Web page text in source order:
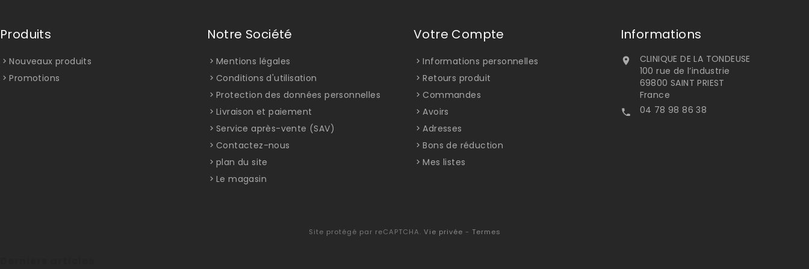
Produits
Nouveaux produits
Promotions
Notre Société
Mentions légales
Conditions d'utilisation
Protection des données personnelles
Livraison et paiement
Service après-vente (SAV)
Contactez-nous
plan du site
Le magasin
Votre Compte
Informations personnelles
Retours produit
Commandes
Avoirs
Adresses
Bons de réduction
Mes listes
Informations

CLINIQUE DE LA TONDEUSE
100 rue de l’industrie
69800 SAINT PRIEST
France
 04 78 98 86 38
Site protégé par reCAPTCHA. Vie privée - Termes